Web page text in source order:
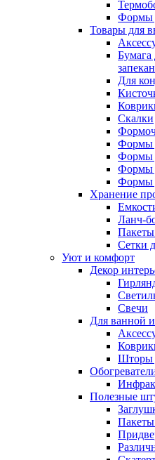
Формы
Товары для
Бумага
Для
Скалки
Формы
Формы
Формы
Формы
Хранение
Ланч-
Сетки
Уют и комфорт
Декор
Свечи
Для ванной и
Шторы
Полезные